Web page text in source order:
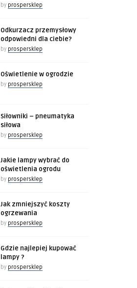
by prospersklep
Odkurzacz przemysłowy
odpowiedni dla ciebie?
by prospersklep
Oświetlenie w ogrodzie
by prospersklep
Siłowniki – pneumatyka
siłowa
by prospersklep
Jakie lampy wybrać do
oświetlenia ogrodu
by prospersklep
Jak zmniejszyć koszty
ogrzewania
by prospersklep
Gdzie najlepiej kupować
lampy ?
by prospersklep